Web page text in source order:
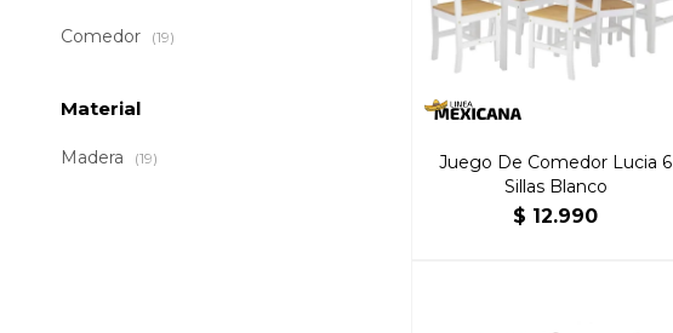
Juego De Comedor Lucia 6
Sillas Blanco
$ 12.990
Comedor (19)
Material
Madera (19)